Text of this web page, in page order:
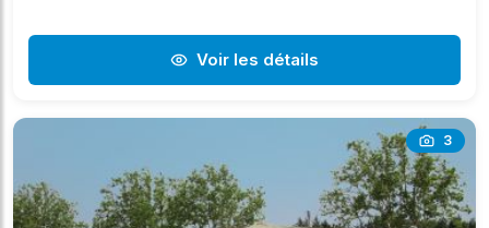
Voir les détails
3